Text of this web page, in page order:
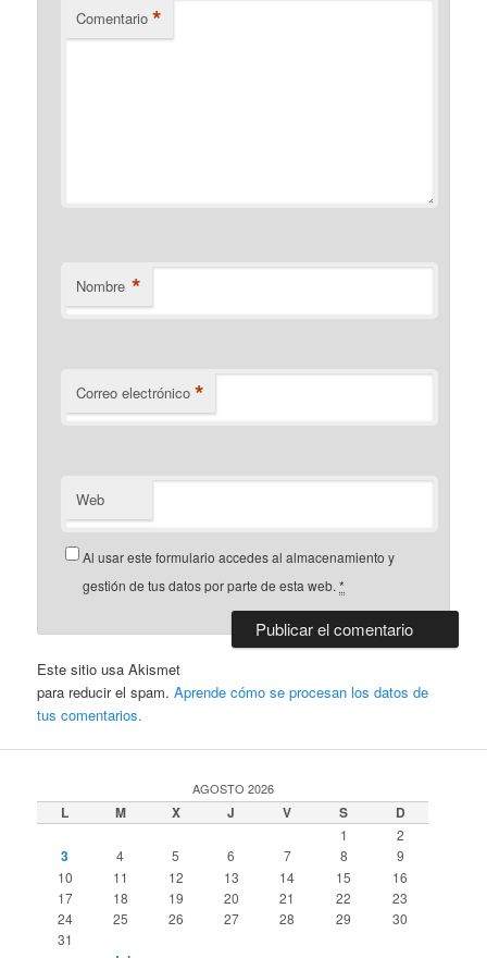
Comentario *
Nombre *
Correo electrónico *
Web
Al usar este formulario accedes al almacenamiento y
gestión de tus datos por parte de esta web.*
Este sitio usa Akismet
para reducir el spam.Aprende cómo se procesan los datos de
tus comentarios.
AGOSTO 2026
L M X J V S D
1 2
3 4 5 6 7 8
9
10
11 12 13 14 15
16
17
18 19 20 21 22
23
24
25 26 27 28 29
30
31